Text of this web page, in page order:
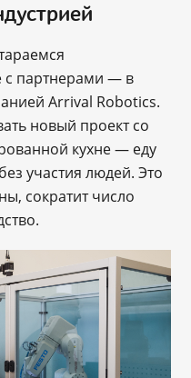
с партнерами — в
Arrival Robotics.
новый проект со
кухне ― еду
участия людей. Это
сократит число